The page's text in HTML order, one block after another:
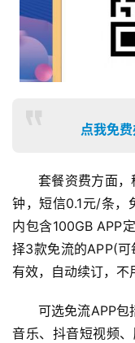
点我免费
套餐资费方面
钟，短信0.1元/条，
内包含100GB APP
择3款免流的APP(
有效，自动续订，不
可选免流APP包
音乐、抖音短视频